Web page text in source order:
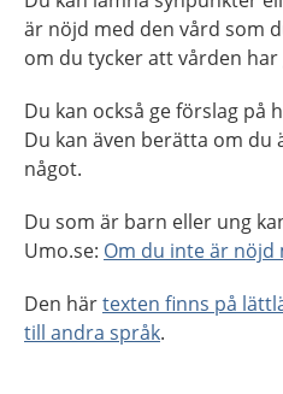
är nöjd med den vård som
om du tycker att vården
Du kan också ge förslag på
Du kan även berätta om du
något.
Du som är barn eller ung
Umo.se: Om du inte är nöjd
Den härtexten finns på
till andra språk.